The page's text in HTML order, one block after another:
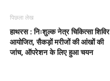
पिछला लेख
हाथरस : निःशुल्क नेत्र चिकित्सा शिविर
आयोजित, सैकड़ों मरीजों की आंखों की
जांच, ऑपरेशन के लिए हुआ चयन